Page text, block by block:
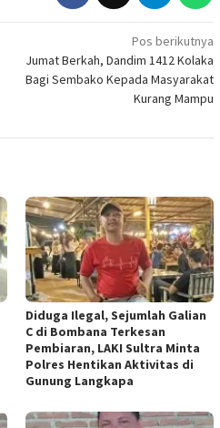
Pos berikutnya
Jumat Berkah, Dandim 1412 Kolaka
Bagi Sembako Kepada Masyarakat
Kurang Mampu
Diduga Ilegal, Sejumlah Galian
C di Bombana Terkesan
Pembiaran, LAKI Sultra Minta
Polres Hentikan Aktivitas di
Gunung Langkapa